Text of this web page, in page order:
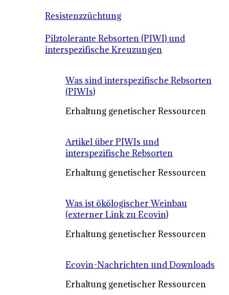
Resistenzzüchtung
Pilztolerante Rebsorten (PIWI) und
interspezifische Kreuzungen
Was sind interspezifische Rebsorten
(PIWIs)
Erhaltung genetischer Ressourcen
Artikel über PIWIs und
interspezifische Rebsorten
Erhaltung genetischer Ressourcen
Was ist ökölogischer Weinbau
(externer Link zu Ecovin)
Erhaltung genetischer Ressourcen
Ecovin-Nachrichten und Downloads
Erhaltung genetischer Ressourcen